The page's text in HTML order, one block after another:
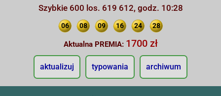
Szybkie 600 los. 619 612, godz. 10:28
06 08 09 16 24 28
Aktualna PREMIA: 1700 zł
aktualizuj typowania archiwum